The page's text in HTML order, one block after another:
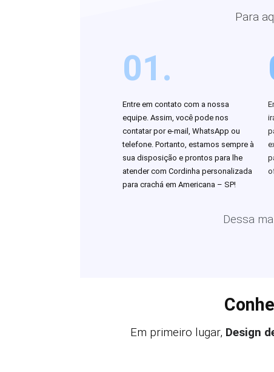
Para
01.
Entre em contato com a nossa
equipe. Assim, você pode nos
contatar por e-mail, WhatsApp ou
telefone. Portanto, estamos sempre à
sua disposição e prontos para lhe
atender com Cordinha personalizada
para crachá em Americana – SP!
Dessa
Em primeiro lugar, Design